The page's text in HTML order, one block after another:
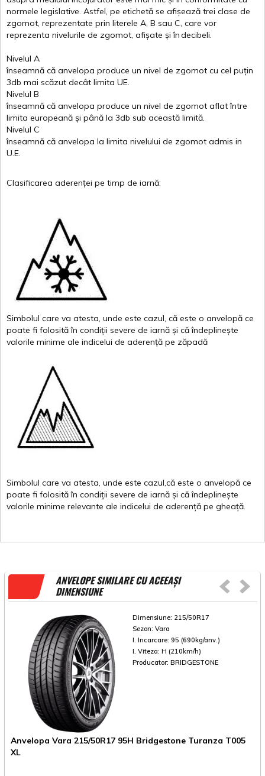
normele legislative. Astfel, pe etichetă se afișează trei clase de
zgomot, reprezentate prin literele A, B sau C, care vor
reprezenta nivelurile de zgomot, afișate și îndecibeli.
Nivelul A
înseamnă că anvelopa produce un nivel de zgomot cu cel puțin
3db mai scăzut decât limita UE.
Nivelul B
înseamnă că anvelopa produce un nivel de zgomot aflat între
limita europeană și până la 3db sub această limită.
Nivelul C
înseamnă că anvelopa la limita nivelului de zgomot admis in
U.E.
Clasificarea aderenței pe timp de iarnă:
Simbolul care va atesta, unde este cazul, că este o anvelopă ce
poate fi folosită în condiții severe de iarnă și că îndeplinește
valorile minime ale indicelui de aderență pe zăpadă
Simbolul care va atesta, unde este cazul,că este o anvelopă ce
poate fi folosită în condiții severe de iarnă și că îndeplinește
valorile minime relevante ale indicelui de aderență pe gheață.
ANVELOPE SIMILARE CU ACEEAȘI
DIMENSIUNE
Dimensiune: 215/50R17
Sezon: Vara
I. Incarcare: 95 (690kg/anv.)
I. Viteza: H (210km/h)
Producator: BRIDGESTONE
Anvelopa Vara 215/50R17 95H Bridgestone Turanza T005
XL